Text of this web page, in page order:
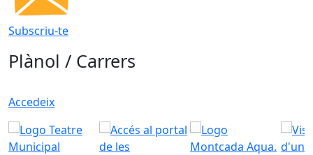
Subscriu-te
Plànol / Carrers
Accedeix